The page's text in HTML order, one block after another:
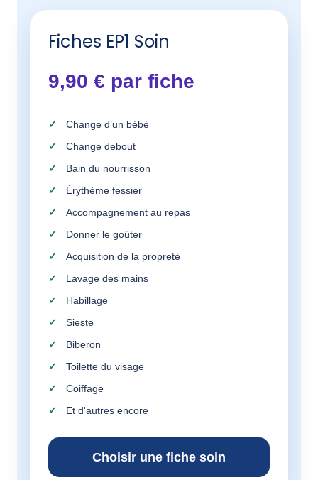
Fiches EP1 Soin
9,90 € par fiche
Change d’un bébé
Change debout
Bain du nourrisson
Érythème fessier
Accompagnement au repas
Donner le goûter
Acquisition de la propreté
Lavage des mains
Habillage
Sieste
Biberon
Toilette du visage
Coiffage
Et d'autres encore
Choisir une fiche soin